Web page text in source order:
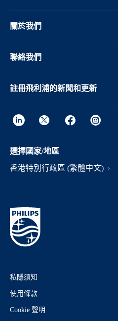
關於我們
聯絡我們
註冊飛利浦的新聞和更新
選擇國家/地區
香港特別行政區 (繁體中文)
私隱須知
使用條款
Cookie 聲明